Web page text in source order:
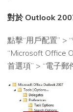
對於 Outlook
點擊“用戶配置” >
“Microsoft Office
首選項” > “電子郵